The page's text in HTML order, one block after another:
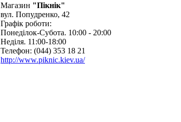
Магазин "Пікнік"
вул. Попудренко, 42
Графік роботи:
Понеділок-Субота. 10:00 - 20:00
Неділя. 11:00-18:00
Телефон: (044) 353 18 21
http://www.piknic.kiev.ua/